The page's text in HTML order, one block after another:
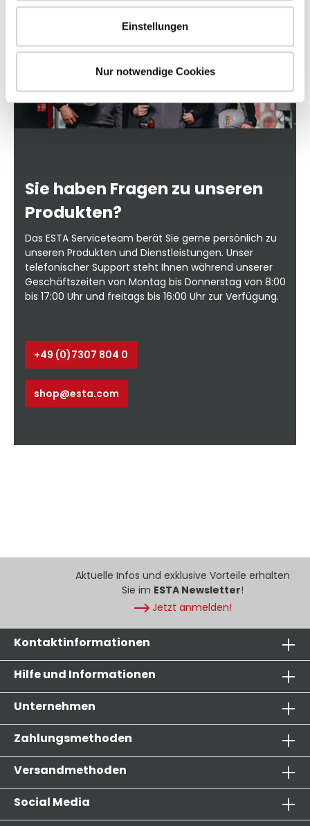
Einstellungen
Nur notwendige Cookies
Sie haben Fragen zu unseren
Produkten?
Das ESTA Serviceteam berät Sie gerne persönlich zu
unseren Produkten und Dienstleistungen. Unser
telefonischer Support steht Ihnen während unserer
Geschäftszeiten von Montag bis Donnerstag von 8:00
bis 17:00 Uhr und freitags bis 16:00 Uhr zur Verfügung.
+49 (0)7307 804 0
shop@esta.com
Aktuelle Infos und exklusive Vorteile erhalten
Sie im ESTA Newsletter!
Jetzt anmelden!
Kontaktinformationen
Hilfe und Informationen
Unternehmen
Zahlungsmethoden
Versandmethoden
Social Media